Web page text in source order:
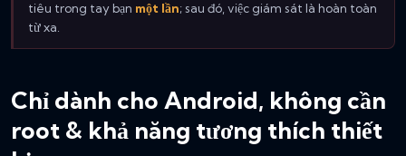
tiêu trong tay bạn một lần; sau đó, việc giám sát là hoàn toàn
từ xa.
Chỉ dành cho Android, không cần
root & khả năng tương thích thiết